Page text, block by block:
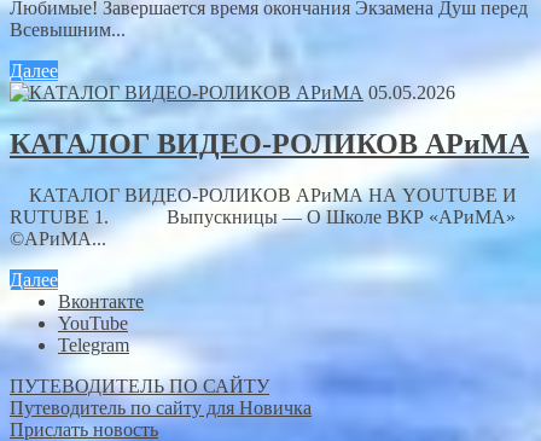
Любимые! Завершается время окончания Экзамена Душ перед
Всевышним...
Далее
05.05.2026
КАТАЛОГ ВИДЕО-РОЛИКОВ АРиМА
КАТАЛОГ ВИДЕО-РОЛИКОВ АРиМА НА YOUTUBE И
RUTUBE 1. Выпускницы — О Школе ВКР «АРиМА»
©АРиМА...
Далее
Вконтакте
YouTube
Telegram
ПУТЕВОДИТЕЛЬ ПО САЙТУ
Путеводитель по сайту для Новичка
Прислать новость